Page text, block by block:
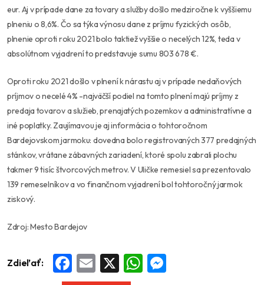
eur. Aj v prípade dane za tovary a služby došlo medziročne k vyššiemu
plneniu o 8,6%. Čo sa týka výnosu dane z príjmu fyzických osôb,
plnenie oproti roku 2021 bolo taktiež vyššie o necelých 12%, teda v
absolútnom vyjadrení to predstavuje sumu 803 678 €.
Oproti roku 2021 došlo v plnení k nárastu aj v prípade nedaňových
príjmov o necelé 4% -najväčší podiel na tomto plnení majú príjmy z
predaja tovarov a služieb, prenajatých pozemkov a administratívne a
iné poplatky. Zaujímavou je aj informácia o tohtoročnom
Bardejovskom jarmoku: dovedna bolo registrovaných 377 predajných
stánkov, vrátane zábavných zariadení, ktoré spolu zabrali plochu
takmer 9 tisíc štvorcových metrov. V Uličke remesiel sa prezentovalo
139 remeselníkov a vo finančnom vyjadrení bol tohtoročný jarmok
ziskový.
Zdroj: Mesto Bardejov
Zdieľať: Facebook
Email WhatsApp